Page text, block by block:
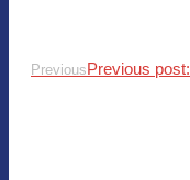
PreviousPrevious post: